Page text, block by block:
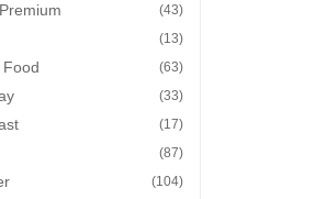
(43)
(13)
(63)
(33)
(17)
(87)
(104)